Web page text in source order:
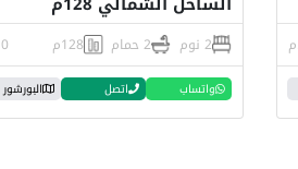
2 نوم 2 حمام 128م 0 ج.م
واتساب اتصل البورشور